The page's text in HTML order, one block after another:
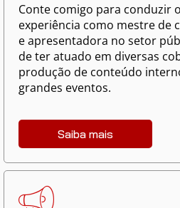
Conte comigo para conduzir
experiência como mestre de
e apresentadora no setor
de ter atuado em diversas
produção de conteúdo
grandes eventos.
Saiba mais